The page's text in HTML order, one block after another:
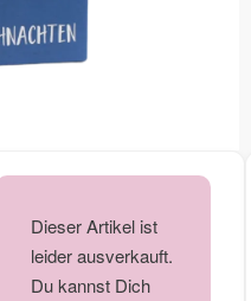
Dieser Artikel ist
leider ausverkauft.
Du kannst Dich